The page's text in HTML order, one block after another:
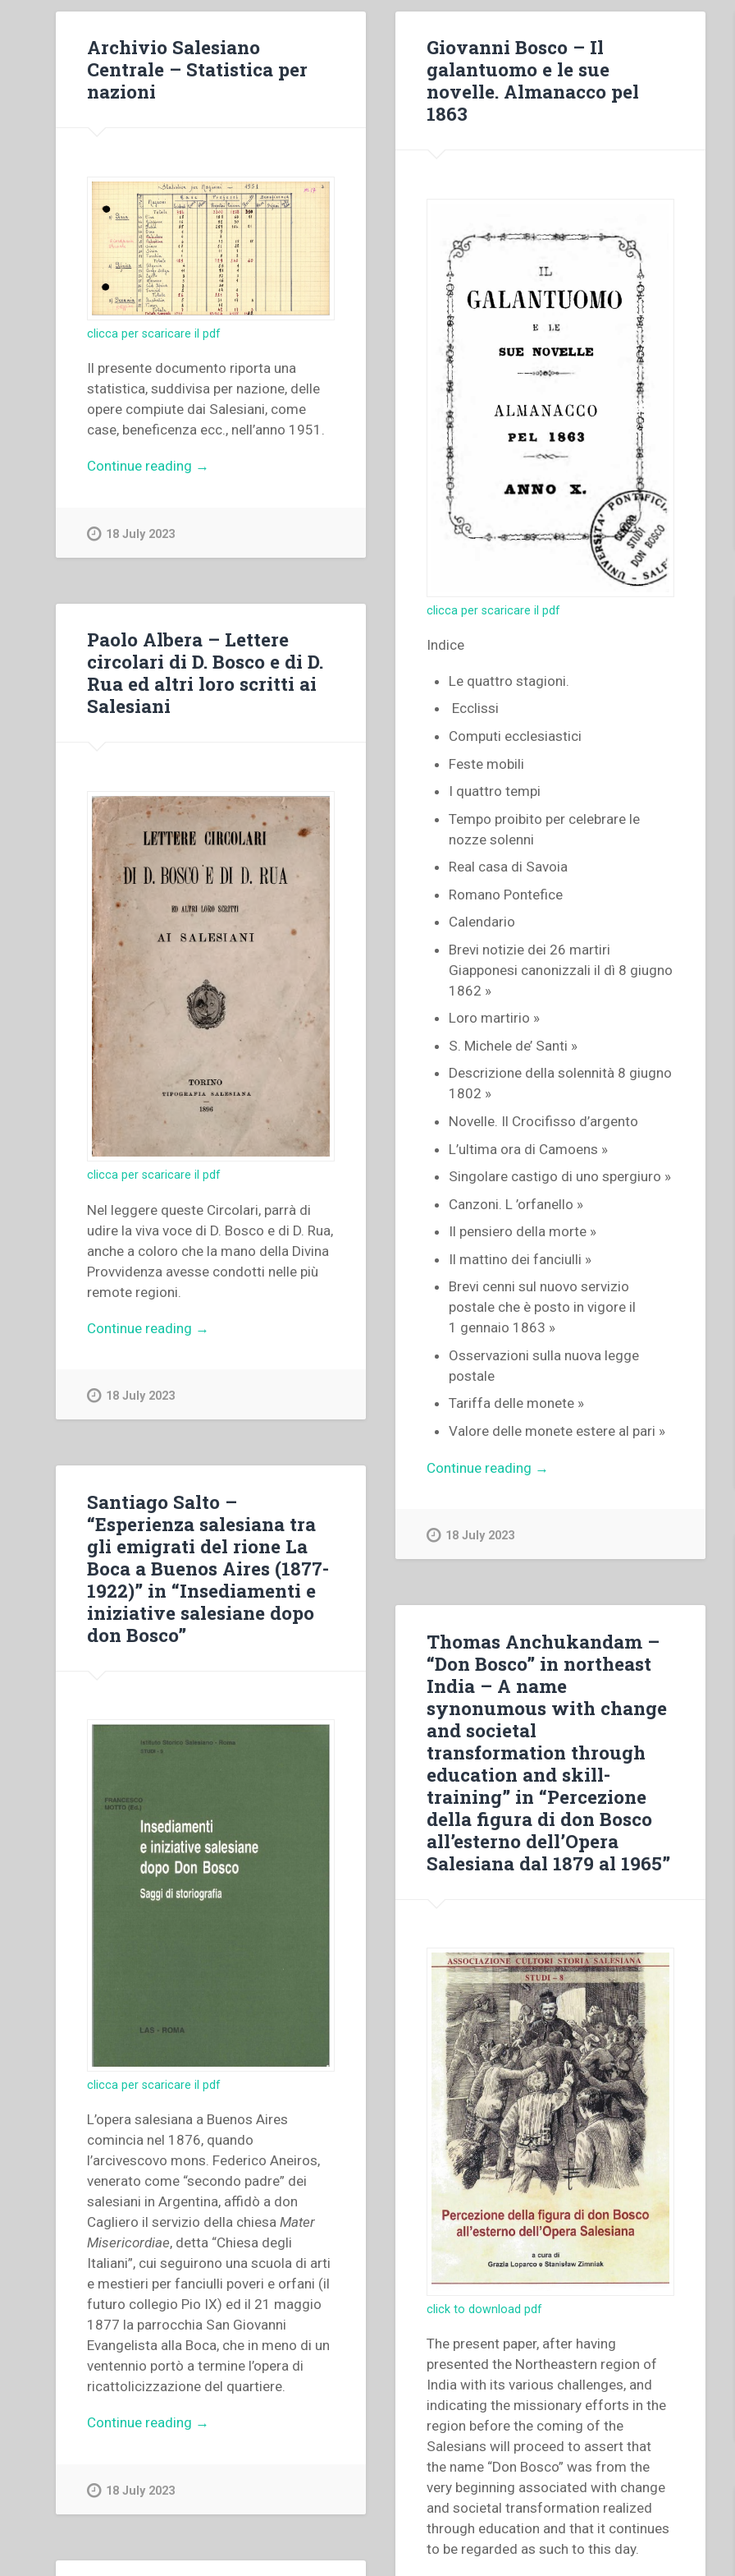
Archivio Salesiano
Centrale – Statistica per
nazioni
clicca per scaricare il pdf
Il presente documento riporta una
statistica, suddivisa per nazione, delle
opere compiute dai Salesiani, come
case, beneficenza ecc., nell’anno 1951.
Continue reading “Archivio
→
18 July 2023
Giovanni Bosco – Il
galantuomo e le sue
novelle. Almanacco pel
1863
clicca per scaricare il pdf
Indice
Le quattro stagioni.
Ecclissi
Computi ecclesiastici
Feste mobili
I quattro tempi
Tempo proibito per celebrare le
nozze solenni
Real casa di Savoia
Romano Pontefice
Calendario
Brevi notizie dei 26 martiri
Giapponesi canonizzali il dì 8 giugno
1862 »
Loro martirio »
S. Michele de’ Santi »
Descrizione della solennità 8 giugno
1802 »
Novelle. Il Crocifisso d’argento
L’ultima ora di Camoens »
Singolare castigo di uno spergiuro »
Canzoni. L ’orfanello »
Il pensiero della morte »
Il mattino dei fanciulli »
Brevi cenni sul nuovo servizio
postale che è posto in vigore il
1 gennaio 1863 »
Osservazioni sulla nuova legge
postale
Tariffa delle monete »
Valore delle monete estere al pari »
Continue reading “Giovanni
sue
novelle.
Almanacco
pel
1863”
→
18 July 2023
Paolo Albera – Lettere
circolari di D. Bosco e di D.
Rua ed altri loro scritti ai
Salesiani
clicca per scaricare il pdf
Nel leggere queste Circolari, parrà di
udire la viva voce di D. Bosco e di D. Rua,
anche a coloro che la mano della Divina
Provvidenza avesse condotti nelle più
remote regioni.
Continue reading “Paolo
Bosco
e
di
D.
Rua
ed
altri
loro
→
18 July 2023
Santiago Salto –
“Esperienza salesiana tra
gli emigrati del rione La
Boca a Buenos Aires (1877-
1922)” in “Insediamenti e
iniziative salesiane dopo
don Bosco”
clicca per scaricare il pdf
L’opera salesiana a Buenos Aires
comincia nel 1876, quando
l’arcivescovo mons. Federico Aneiros,
venerato come “secondo padre” dei
salesiani in Argentina, affidò a don
Cagliero il servizio della chiesaMater
Misericordiae, detta “Chiesa degli
Italiani”, cui seguirono una scuola di arti
e mestieri per fanciulli poveri e orfani (il
futuro collegio Pio IX) ed il 21 maggio
1877 la parrocchia San Giovanni
Evangelista alla Boca, che in meno di un
ventennio portò a termine l’opera di
ricattolicizzazione del quartiere.
Continue reading “Santiago
emigrati
→
18 July 2023
Thomas Anchukandam –
“Don Bosco” in northeast
India – A name
synonumous with change
and societal
transformation through
education and skill-
training” in “Percezione
della figura di don Bosco
all’esterno dell’Opera
Salesiana dal 1879 al 1965”
click to download pdf
The present paper, after having
presented the Northeastern region of
India with its various challenges, and
indicating the missionary efforts in the
region before the coming of the
Salesians will proceed to assert that
the name “Don Bosco” was from the
very beginning associated with change
and societal transformation realized
through education and that it continues
to be regarded as such to this day.